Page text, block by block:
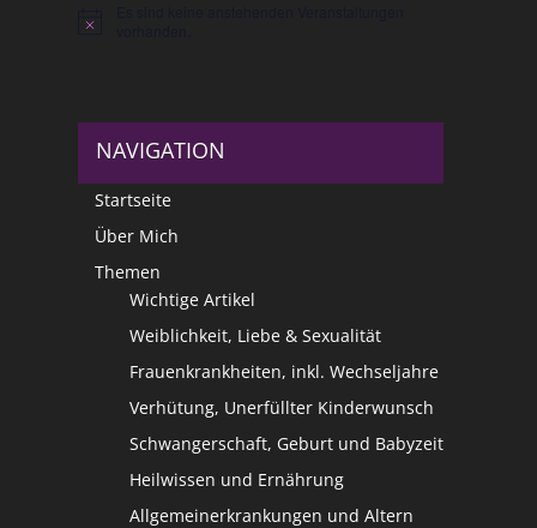
Hinweis
NAVIGATION
Startseite
Über Mich
Themen
Wichtige Artikel
Weiblichkeit, Liebe & Sexualität
Frauenkrankheiten, inkl. Wechseljahre
Verhütung, Unerfüllter Kinderwunsch
Schwangerschaft, Geburt und Babyzeit
Heilwissen und Ernährung
Allgemeinerkrankungen und Altern